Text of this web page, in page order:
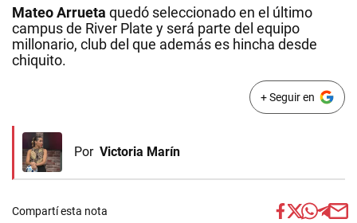
Mateo Arrueta quedó seleccionado en el último
campus de River Plate y será parte del equipo
millonario, club del que además es hincha desde
chiquito.
+ Seguir en
Por Victoria Marín
Compartí esta nota